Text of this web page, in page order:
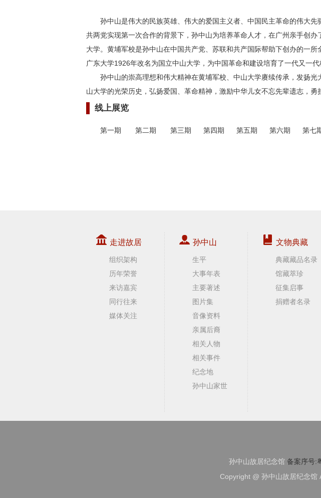
孙中山是伟大的民族英雄、伟大的爱国主义者、中国民主革命的伟大
共两党实现第一次合作的背景下，孙中山为培养革命人才，在广州亲手创
大学。黄埔军校是孙中山在中国共产党、苏联和共产国际帮助下创办的一
广东大学1926年改名为国立中山大学，为中国革命和建设培育了一代又一代
孙中山的崇高理想和伟大精神在黄埔军校、中山大学赓续传承，发扬
山大学的光荣历史，弘扬爱国、革命精神，激励中华儿女不忘先辈遗志，
线上展览
第一期 第二期 第三期 第四期 第五期 第六期 第七
走进故居
组织架构
历年荣誉
来访嘉宾
同行往来
媒体关注
孙中山
生平
大事年表
主要著述
图片集
音像资料
亲属后裔
相关人物
相关事件
纪念地
孙中山家世
文物典藏
典藏藏品名录
馆藏萃珍
征集启事
捐赠者名录
孙中山故居纪念馆 备案序号:
Copyright @ 孙中山故居纪念馆